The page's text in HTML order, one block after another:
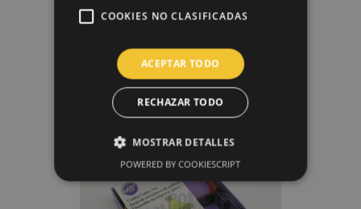
Set Cortadores Flores
COOKIES NO CLASIFICADAS
ACEPTAR TODO
RECHAZAR TODO
MOSTRAR DETALLES
POWERED BY COOKIESCRIPT